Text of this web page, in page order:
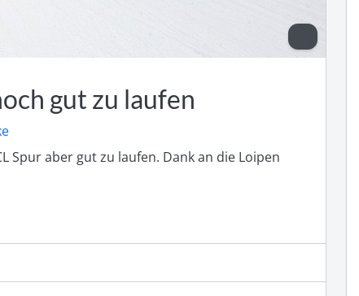
gut zu laufen
Spur aber gut zu laufen. Dank an die Loipen